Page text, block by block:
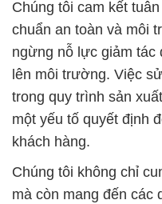
Chúng tôi cam kết
chuẩn an toàn và môi
ngừng nỗ lực giảm tác
lên môi trường. Việc
trong quy trình sản
một yếu tố quyết định
khách hàng.
Chúng tôi không chỉ
mà còn mang đến các